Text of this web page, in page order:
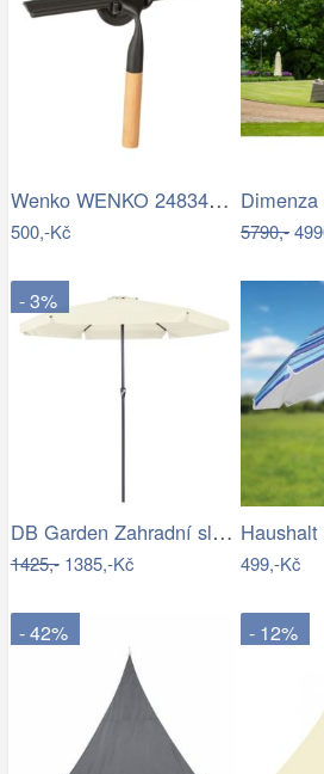
Wenko WENKO 24834100 - Stěrka BAMBUSa…
500,-Kč 5790,-
- 3%
DB Garden Zahradní slunečník Jenna…
1425,-1385,-Kč 499,-Kč
- 42% - 12%